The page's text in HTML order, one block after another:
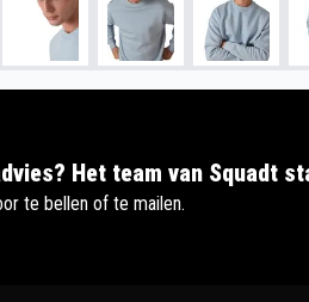
Het team van Squadt
te bellen of te mailen.